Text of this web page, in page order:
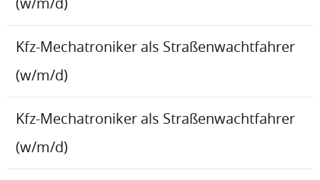
Kfz-Mechatroniker als Straßenwachtfahrer
(w/m/d)
Kfz-Mechatroniker als Straßenwachtfahrer
(w/m/d)